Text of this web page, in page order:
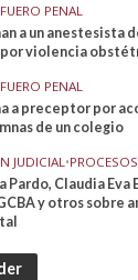
FUERO PENAL
a un anestesista
por violencia
FUERO PENAL
a preceptor por
de un colegio
JUDICIAL•
Pardo, Claudia Eva
y otros sobre